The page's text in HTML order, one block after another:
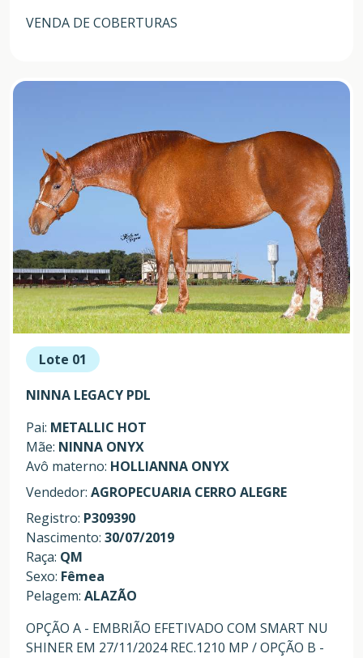
VENDA DE COBERTURAS
Lote 01
NINNA LEGACY PDL
Pai: METALLIC HOT
Mãe: NINNA ONYX
Avô materno: HOLLIANNA ONYX
Vendedor: AGROPECUARIA CERRO ALEGRE
Registro: P309390
Nascimento: 30/07/2019
Raça: QM
Sexo: Fêmea
Pelagem: ALAZÃO
OPÇÃO A - EMBRIÃO EFETIVADO COM SMART NU
SHINER EM 27/11/2024 REC.1210 MP / OPÇÃO B -